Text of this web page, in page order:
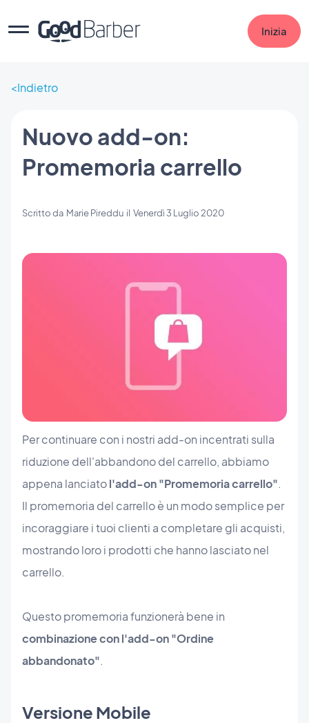
Inizia
Indietro
Nuovo add-on:
Promemoria carrello
Scritto da Marie Pireddu il Venerdì 3 Luglio 2020
Per continuare con i nostri add-on incentrati sulla
riduzione dell'abbandono del carrello, abbiamo
appena lanciatol'add-on "Promemoria carrello".
Il promemoria del carrello è un modo semplice per
incoraggiare i tuoi clienti a completare gli acquisti,
mostrando loro i prodotti che hanno lasciato nel
carrello.
Questo promemoria funzionerà bene in
combinazione con l'add-on "Ordine
abbandonato".
Versione Mobile